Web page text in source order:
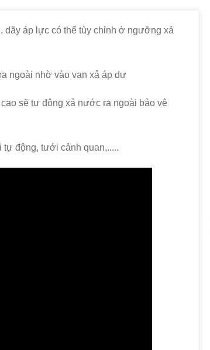
dãy áp lực có thể tùy chỉnh ở ngưỡng xả
ngoài nhờ vào van xả áp dư
sẽ tự động xả nước ra ngoài bảo vệ
động, tưới cảnh quan,.....